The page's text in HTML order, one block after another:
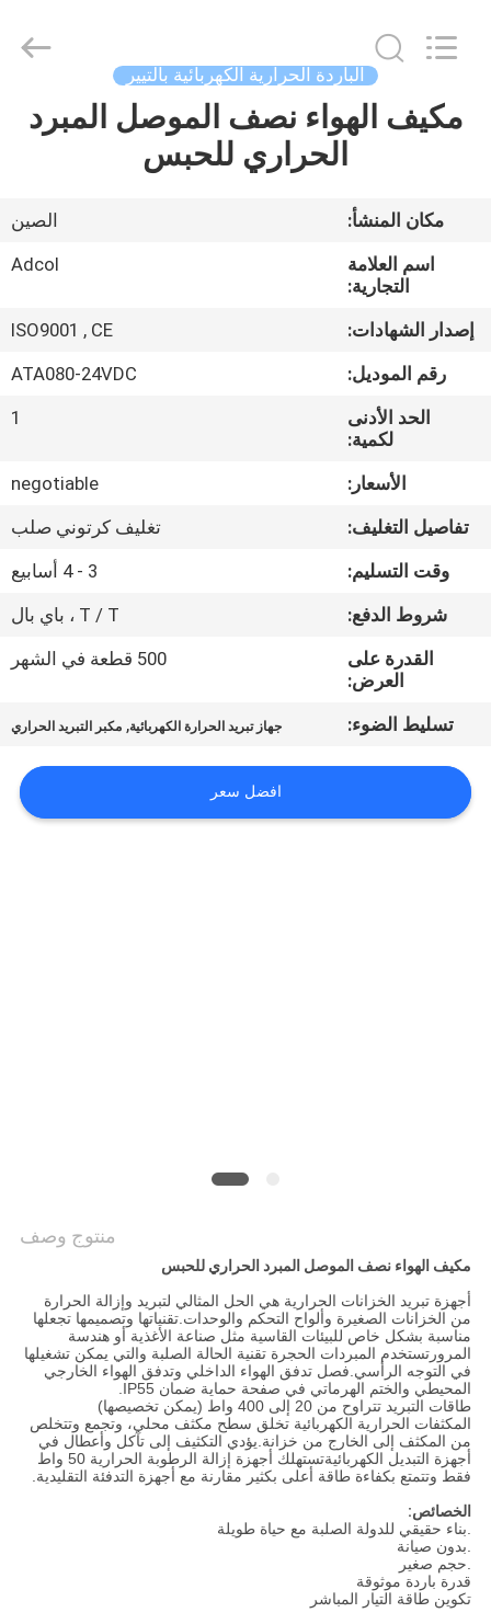
منزل
أشرطة
حول
في
المعمل
ضبط
الجودة
اتصل
أخبار
(Guangzhou)
الباردة الحرارية الكهربائية بالتيير
مكيف الهواء نصف الموصل المبرد
الحراري للحبس
مكان المنشأ:
الصين
اسم العلامة
التجارية:
Adcol
إصدار الشهادات:
ISO9001 , CE
رقم الموديل:
ATA080-24VDC
الحد الأدنى
لكمية:
1
الأسعار:
negotiable
تفاصيل التغليف:
تغليف كرتوني صلب
وقت التسليم:
3 - 4 أسابيع
شروط الدفع:
T / T ، باي بال
القدرة على
العرض:
500 قطعة في الشهر
تسليط الضوء: جهاز تبريد الحرارة الكهربائية, مكبر التبريد الحراري
افضل سعر
منتوج وصف
مكيف الهواء نصف الموصل المبرد الحراري للحبس
أجهزة تبريد الخزانات الحرارية هي الحل المثالي لتبريد وإزالة الحرارة
من الخزانات الصغيرة وألواح التحكم والوحدات.تقنياتها وتصميمها تجعلها
مناسبة بشكل خاص للبيئات القاسية مثل صناعة الأغذية أو هندسة
المرورتستخدم المبردات الحجرة تقنية الحالة الصلبة والتي يمكن تشغيلها
في التوجه الرأسي.فصل تدفق الهواء الداخلي وتدفق الهواء الخارجي
المحيطي والختم الهرماتي في صفحة حماية ضمان IP55.
طاقات التبريد تتراوح من 20 إلى 400 واط (يمكن تخصيصها)
المكثفات الحرارية الكهربائية تخلق سطح مكثف محلي، وتجمع وتتخلص
من المكثف إلى الخارج من خزانة.يؤدي التكثيف إلى تآكل وأعطال في
أجهزة التبديل الكهربائيةتستهلك أجهزة إزالة الرطوبة الحرارية 50 واط
فقط وتتمتع بكفاءة طاقة أعلى بكثير مقارنة مع أجهزة التدفئة التقليدية.
الخصائص:
.بناء حقيقي للدولة الصلبة مع حياة طويلة
.بدون صيانة
.حجم صغير
قدرة باردة موثوقة
تكوين طاقة التيار المباشر